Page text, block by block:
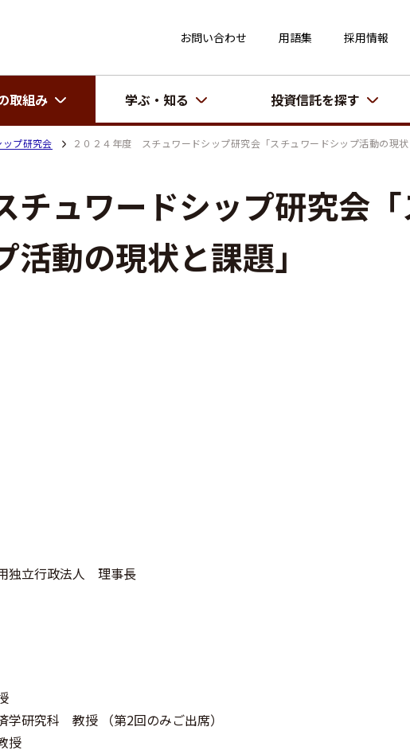
お問い合わせ 用語集 採用情報
取組み 学ぶ・知る 投資信託を探す
ップ研究会 ２０２４年度 スチュワードシップ研究会「スチュワードシップ活動の現
ュワードシップ研究会
動の現状と課題」
独立行政法人 理事長
学研究科 教授 （第2回のみご出席）
授